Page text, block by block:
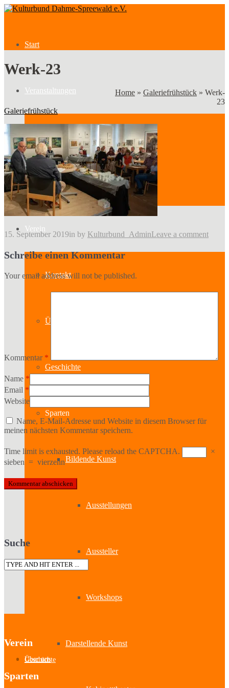
Start
Veranstaltungen
Veranstaltungen
Kategorien
Verein
Kontakt
Über uns
Geschichte
Sparten
Bildende Kunst
Ausstellungen
Aussteller
Workshops
Darstellende Kunst
Werk-23
Home » Galeriefrühstück » Werk-
23
Galeriefrühstück
15. September 2019in by Kulturbund_AdminLeave a comment
Schreibe einen Kommentar
Your email address will not be published.
Kommentar *
Name *
Email *
Website
Name, E-Mail-Adresse und Website in diesem Browser für
meinen nächsten Kommentar speichern.
Time limit is exhausted. Please reload the CAPTCHA.
×
sieben = vierzehn
Suche
Verein
Über uns
Geschichte
Sparten